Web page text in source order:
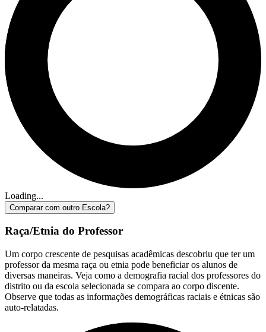
Loading...
Comparar com outro Escola?
Raça/Etnia do Professor
Um corpo crescente de pesquisas acadêmicas descobriu que ter um
professor da mesma raça ou etnia pode beneficiar os alunos de
diversas maneiras. Veja como a demografia racial dos professores do
distrito ou da escola selecionada se compara ao corpo discente.
Observe que todas as informações demográficas raciais e étnicas são
auto-relatadas.